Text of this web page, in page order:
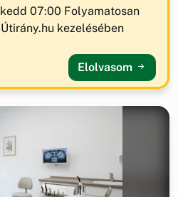
07:00 Folyamatosan
kezelésében
Elolvasom